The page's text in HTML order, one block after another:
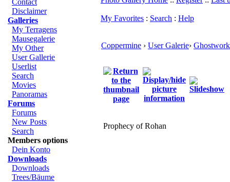
Contact
Disclaimer
Galleries
My Terragens
Mausegalerie
My Other
User Gallerie
Userlist
Search
Movies
Panoramas
Forums
Forums
New Posts
Search
Members options
Dein Konto
Downloads
Downloads
Trees/Bäume
My Favorites : Search : Help
Coppermine › User Galerie›
Prophecy of Rohan